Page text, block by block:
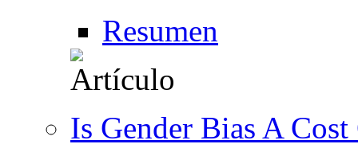
Resumen
Is Gender Bias A